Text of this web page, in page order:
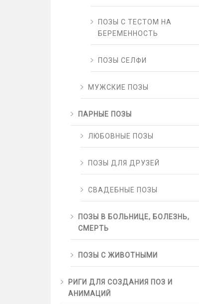
ПОЗЫ С ТЕСТОМ НА
БЕРЕМЕННОСТЬ
ПОЗЫ СЕЛФИ
МУЖСКИЕ ПОЗЫ
ПАРНЫЕ ПОЗЫ
ЛЮБОВНЫЕ ПОЗЫ
ПОЗЫ ДЛЯ ДРУЗЕЙ
СВАДЕБНЫЕ ПОЗЫ
ПОЗЫ В БОЛЬНИЦЕ, БОЛЕЗНЬ,
СМЕРТЬ
ПОЗЫ С ЖИВОТНЫМИ
РИГИ ДЛЯ СОЗДАНИЯ ПОЗ И
АНИМАЦИЙ